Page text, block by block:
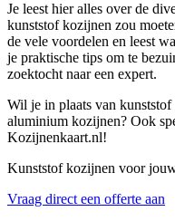
Je leest hier alles over de
kunststof kozijnen zou
de vele voordelen en leest
je praktische tips om te
zoektocht naar een expert.
Wil je in plaats van
aluminium kozijnen? Ook
Kozijnenkaart.nl!
Kunststof kozijnen voor
Vraag direct een offerte aan